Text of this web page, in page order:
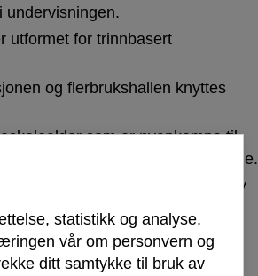
undervisningen.
utformet for trinnbasert
og flerbrukshallen knyttes
som er nyankomne til
ved Sandesundsveien barneskole.
barneskole fra 1877 - så selv
statistikk og analyse.
vår om personvern og
ditt samtykke til bruk av